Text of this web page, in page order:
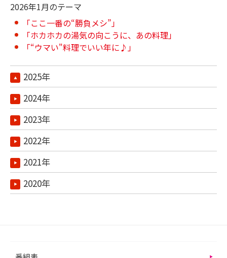
2026年1月のテーマ
「ここ一番の“勝負メシ”」
「ホカホカの湯気の向こうに、あの料理」
「“ウマい"料理でいい年に♪」
2025年
2024年
2023年
2022年
2021年
2020年